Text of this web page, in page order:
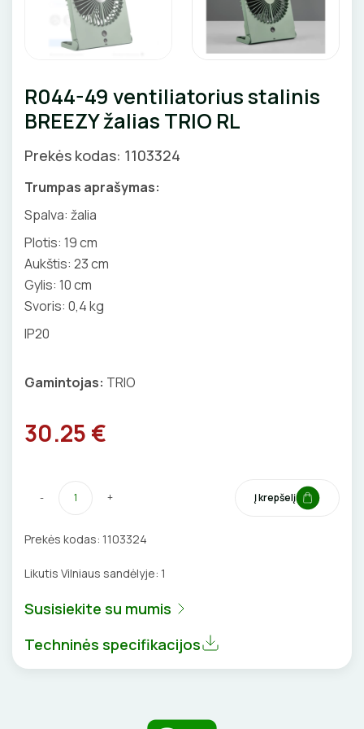
Pirties apšvietimas
Augalų apšvietimas
Valdikliai, pulteliai
Judesio davikliai
GNYBTAI
KABELIAI, LAIDAI
IZOLIACINĖS JUOSTOS
SANDARIKLIAI
TERMO VAMZDELIAI, PIRŠTINĖS
TVIRTINIMO DETALĖS
VENTILIATORIAI
BATERIJOS
ŽAIBOSAUGA IR ĮŽEMINIMAS
GELINĖS JUNGTYS
Įkrovimo stotelės
AUTOMATINIAI JUNGIKLIAI
ATSUKTUVAI
R044-49 ventiliatorius stalinis
BREEZY žalias TRIO RL
Prekės kodas: 1103324
Trumpas aprašymas:
Spalva: žalia
Plotis: 19 cm
Aukštis: 23 cm
Gylis: 10 cm
Svoris: 0,4 kg
IP20
Gamintojas: TRIO
30.25 €
- + Į krepšelį
Prekės kodas: 1103324
Likutis Vilniaus sandėlyje: 1
Susisiekite su mumis
Techninės specifikacijos